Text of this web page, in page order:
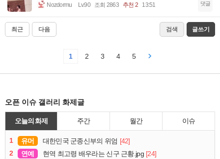
Nozdormu Lv.90 조회 2863 추천 2 13:51 댓글
최근 다음 검색 글쓰기
1 2 3 4 5
오픈 이슈 갤러리 화제글
오늘의 화제 주간 월간 이슈
1 유머 대한민국 군종신부의 위엄 [42]
2
연예 현역 최고령 배우라는 신구 근황.jpg [24]